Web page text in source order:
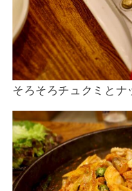
そろそろチュクミとナ